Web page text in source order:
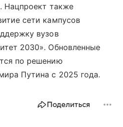
Нацпроект также
сети кампусов
вузов
2030». Обновленные
по решению
Путина с 2025 года.
Поделиться